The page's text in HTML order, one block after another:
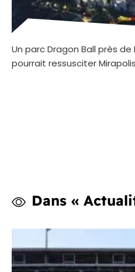
Un parc Dragon Ball près
pourrait ressusciter Mirapolis
Dans «